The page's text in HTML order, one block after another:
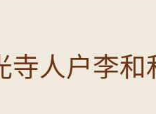
寺人户李和